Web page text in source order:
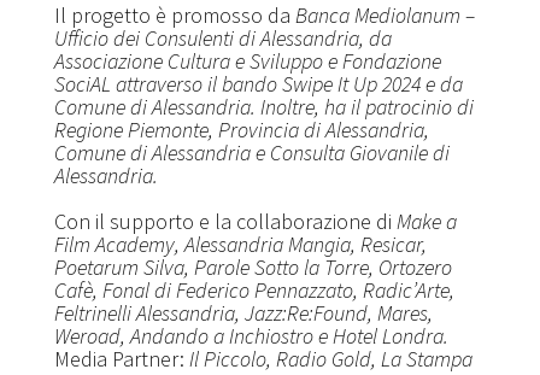
Il progetto è promosso da Banca Mediolanum –
Ufficio dei Consulenti di Alessandria, da
Associazione Cultura e Sviluppo e Fondazione
SociAL attraverso il bando Swipe It Up 2024 e da
Comune di Alessandria. Inoltre, ha il patrocinio di
Regione Piemonte, Provincia di Alessandria,
Comune di Alessandria e Consulta Giovanile di
Alessandria.
Con il supporto e la collaborazione di Make a
Film Academy, Alessandria Mangia, Resicar,
Poetarum Silva, Parole Sotto la Torre, Ortozero
Cafè, Fonal di Federico Pennazzato, Radic’Arte,
Feltrinelli Alessandria, Jazz:Re:Found, Mares,
Weroad, Andando a Inchiostro e Hotel Londra.
Media Partner: Il Piccolo, Radio Gold, La Stampa